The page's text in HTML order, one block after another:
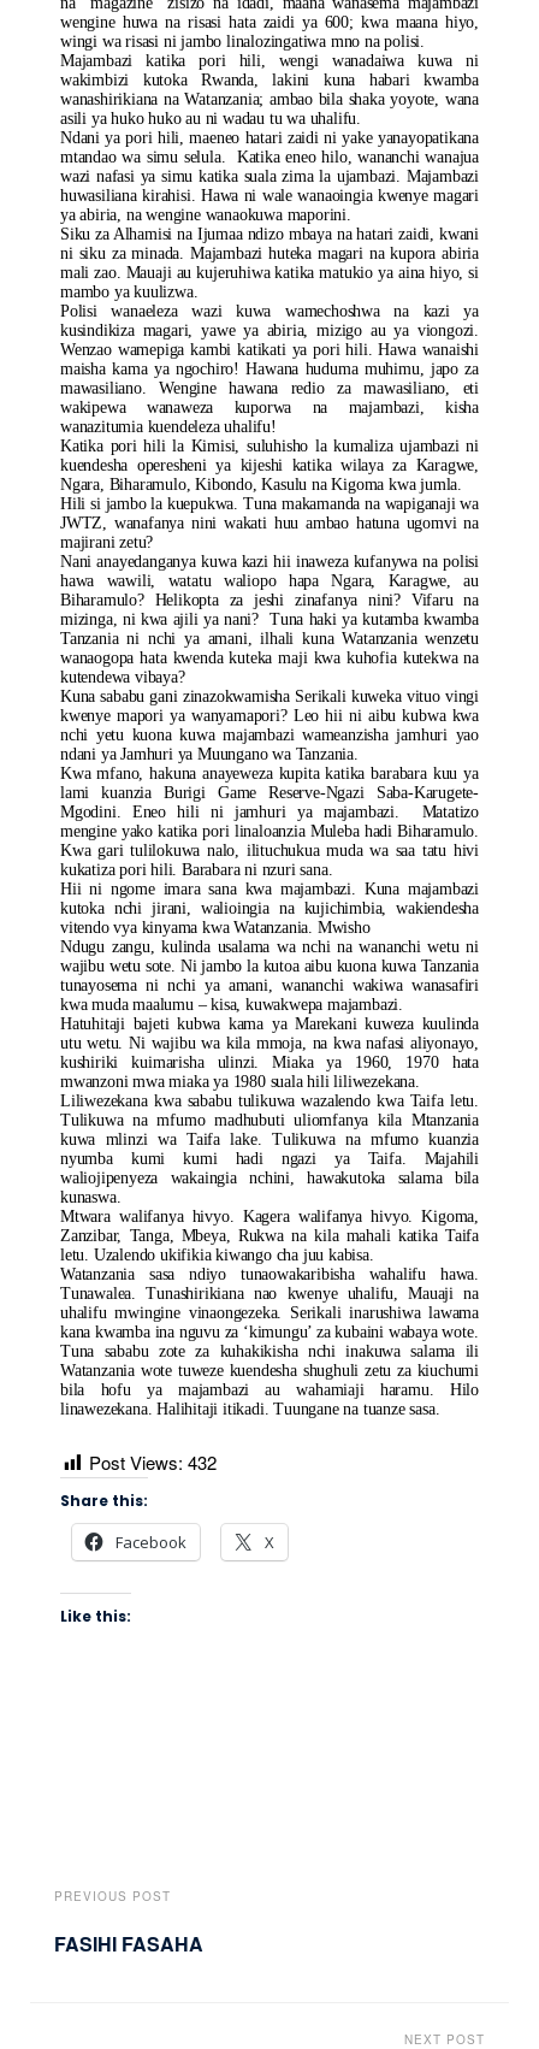
wengine huwa na risasi hata zaidi ya 600; kwa maana hiyo,
wingi wa risasi ni jambo linalozingatiwa mno na polisi.
Majambazi katika pori hili, wengi wanadaiwa kuwa ni
wakimbizi kutoka Rwanda, lakini kuna habari kwamba
wanashirikiana na Watanzania; ambao bila shaka yoyote, wana
asili ya huko huko au ni wadau tu wa uhalifu.
Ndani ya pori hili, maeneo hatari zaidi ni yake yanayopatikana
mtandao wa simu selula. Katika eneo hilo, wananchi wanajua
wazi nafasi ya simu katika suala zima la ujambazi. Majambazi
huwasiliana kirahisi. Hawa ni wale wanaoingia kwenye magari
ya abiria, na wengine wanaokuwa maporini.
Siku za Alhamisi na Ijumaa ndizo mbaya na hatari zaidi, kwani
ni siku za minada. Majambazi huteka magari na kupora abiria
mali zao. Mauaji au kujeruhiwa katika matukio ya aina hiyo, si
mambo ya kuulizwa.
Polisi wanaeleza wazi kuwa wamechoshwa na kazi ya
kusindikiza magari, yawe ya abiria, mizigo au ya viongozi.
Wenzao wamepiga kambi katikati ya pori hili. Hawa wanaishi
maisha kama ya ngochiro! Hawana huduma muhimu, japo za
mawasiliano. Wengine hawana redio za mawasiliano, eti
wakipewa wanaweza kuporwa na majambazi, kisha
wanazitumia kuendeleza uhalifu!
Katika pori hili la Kimisi, suluhisho la kumaliza ujambazi ni
kuendesha operesheni ya kijeshi katika wilaya za Karagwe,
Ngara, Biharamulo, Kibondo, Kasulu na Kigoma kwa jumla.
Hili si jambo la kuepukwa. Tuna makamanda na wapiganaji wa
JWTZ, wanafanya nini wakati huu ambao hatuna ugomvi na
majirani zetu?
Nani anayedanganya kuwa kazi hii inaweza kufanywa na polisi
hawa wawili, watatu waliopo hapa Ngara, Karagwe, au
Biharamulo? Helikopta za jeshi zinafanya nini? Vifaru na
mizinga, ni kwa ajili ya nani? Tuna haki ya kutamba kwamba
Tanzania ni nchi ya amani, ilhali kuna Watanzania wenzetu
wanaogopa hata kwenda kuteka maji kwa kuhofia kutekwa na
kutendewa vibaya?
Kuna sababu gani zinazokwamisha Serikali kuweka vituo vingi
kwenye mapori ya wanyamapori? Leo hii ni aibu kubwa kwa
nchi yetu kuona kuwa majambazi wameanzisha jamhuri yao
ndani ya Jamhuri ya Muungano wa Tanzania.
Kwa mfano, hakuna anayeweza kupita katika barabara kuu ya
lami kuanzia Burigi Game Reserve-Ngazi Saba-Karugete-
Mgodini. Eneo hili ni jamhuri ya majambazi. Matatizo
mengine yako katika pori linaloanzia Muleba hadi Biharamulo.
Kwa gari tulilokuwa nalo, ilituchukua muda wa saa tatu hivi
kukatiza pori hili. Barabara ni nzuri sana.
Hii ni ngome imara sana kwa majambazi. Kuna majambazi
kutoka nchi jirani, walioingia na kujichimbia, wakiendesha
vitendo vya kinyama kwa Watanzania. Mwisho
Ndugu zangu, kulinda usalama wa nchi na wananchi wetu ni
wajibu wetu sote. Ni jambo la kutoa aibu kuona kuwa Tanzania
tunayosema ni nchi ya amani, wananchi wakiwa wanasafiri
kwa muda maalumu – kisa, kuwakwepa majambazi.
Hatuhitaji bajeti kubwa kama ya Marekani kuweza kuulinda
utu wetu. Ni wajibu wa kila mmoja, na kwa nafasi aliyonayo,
kushiriki kuimarisha ulinzi. Miaka ya 1960, 1970 hata
mwanzoni mwa miaka ya 1980 suala hili liliwezekana.
Liliwezekana kwa sababu tulikuwa wazalendo kwa Taifa letu.
Tulikuwa na mfumo madhubuti uliomfanya kila Mtanzania
kuwa mlinzi wa Taifa lake. Tulikuwa na mfumo kuanzia
nyumba kumi kumi hadi ngazi ya Taifa. Majahili
waliojipenyeza wakaingia nchini, hawakutoka salama bila
kunaswa.
Mtwara walifanya hivyo. Kagera walifanya hivyo. Kigoma,
Zanzibar, Tanga, Mbeya, Rukwa na kila mahali katika Taifa
letu. Uzalendo ukifikia kiwango cha juu kabisa.
Watanzania sasa ndiyo tunaowakaribisha wahalifu hawa.
Tunawalea. Tunashirikiana nao kwenye uhalifu, Mauaji na
uhalifu mwingine vinaongezeka. Serikali inarushiwa lawama
kana kwamba ina nguvu za ‘kimungu’ za kubaini wabaya wote.
Tuna sababu zote za kuhakikisha nchi inakuwa salama ili
Watanzania wote tuweze kuendesha shughuli zetu za kiuchumi
bila hofu ya majambazi au wahamiaji haramu. Hilo
linawezekana. Halihitaji itikadi. Tuungane na tuanze sasa.
Post Views: 432
Share this:
Facebook X
Like this:
PREVIOUS POST
FASIHI FASAHA
NEXT POST